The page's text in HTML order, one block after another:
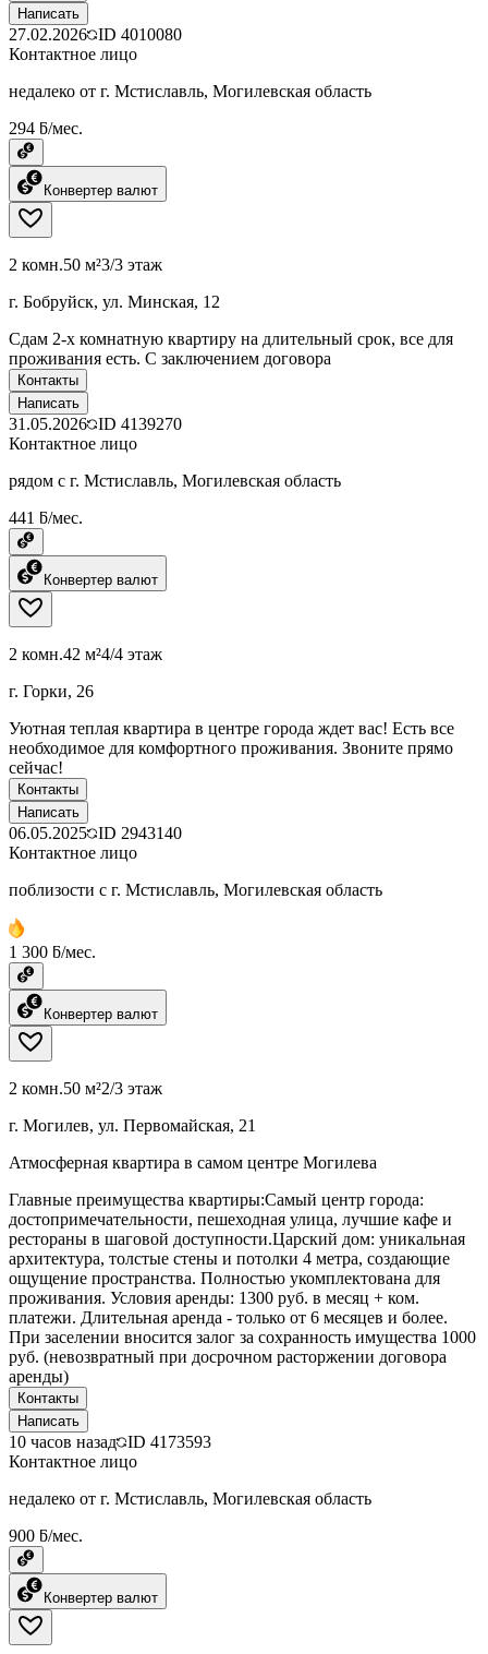
Написать
27.02.2026 ID 4010080
Контактное лицо
недалеко от г. Мстиславль, Могилевская область
294 ƃ/мес.
Конвертер валют
2 комн.50 м²3/3 этаж
г. Бобруйск, ул. Минская, 12
Сдам 2-х комнатную квартиру на длительный срок, все для
проживания есть. С заключением договора
Контакты
Написать
31.05.2026 ID 4139270
Контактное лицо
рядом с г. Мстиславль, Могилевская область
441 ƃ/мес.
Конвертер валют
2 комн.42 м²4/4 этаж
г. Горки, 26
Уютная теплая квартира в центре города ждет вас! Есть все
необходимое для комфортного проживания. Звоните прямо
сейчас!
Контакты
Написать
06.05.2025 ID 2943140
Контактное лицо
поблизости с г. Мстиславль, Могилевская область
1 300 ƃ/мес.
Конвертер валют
2 комн.50 м²2/3 этаж
г. Могилев, ул. Первомайская, 21
Атмосферная квартира в самом центре Могилева
Главные преимущества квартиры:Самый центр города:
достопримечательности, пешеходная улица, лучшие кафе и
рестораны в шаговой доступности.Царский дом: уникальная
архитектура, толстые стены и потолки 4 метра, создающие
ощущение пространства. Полностью укомплектована для
проживания. Условия аренды: 1300 руб. в месяц + ком.
платежи. Длительная аренда - только от 6 месяцев и более.
При заселении вносится залог за сохранность имущества 1000
руб. (невозвратный при досрочном расторжении договора
аренды)
Контакты
Написать
10 часов назад ID 4173593
Контактное лицо
недалеко от г. Мстиславль, Могилевская область
900 ƃ/мес.
Конвертер валют